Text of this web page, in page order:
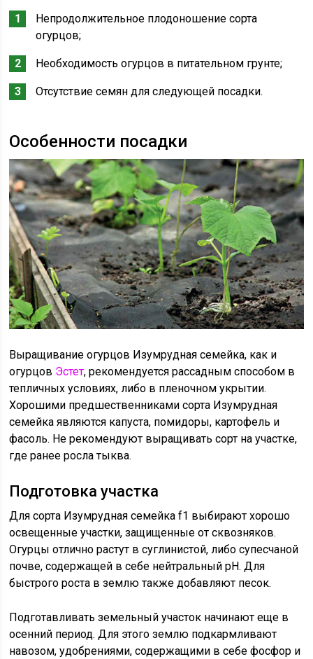
Непродолжительное плодоношение сорта
огурцов;
Необходимость огурцов в питательном грунте;
Отсутствие семян для следующей посадки.
Особенности посадки
Выращивание огурцов Изумрудная семейка, как и
огурцов Эстет, рекомендуется рассадным способом в
тепличных условиях, либо в пленочном укрытии.
Хорошими предшественниками сорта Изумрудная
семейка являются капуста, помидоры, картофель и
фасоль. Не рекомендуют выращивать сорт на участке,
где ранее росла тыква.
Подготовка участка
Для сорта Изумрудная семейка f1 выбирают хорошо
освещенные участки, защищенные от сквозняков.
Огурцы отлично растут в суглинистой, либо супесчаной
почве, содержащей в себе нейтральный рН. Для
быстрого роста в землю также добавляют песок.
Подготавливать земельный участок начинают еще в
осенний период. Для этого землю подкармливают
навозом, удобрениями, содержащими в себе фосфор и